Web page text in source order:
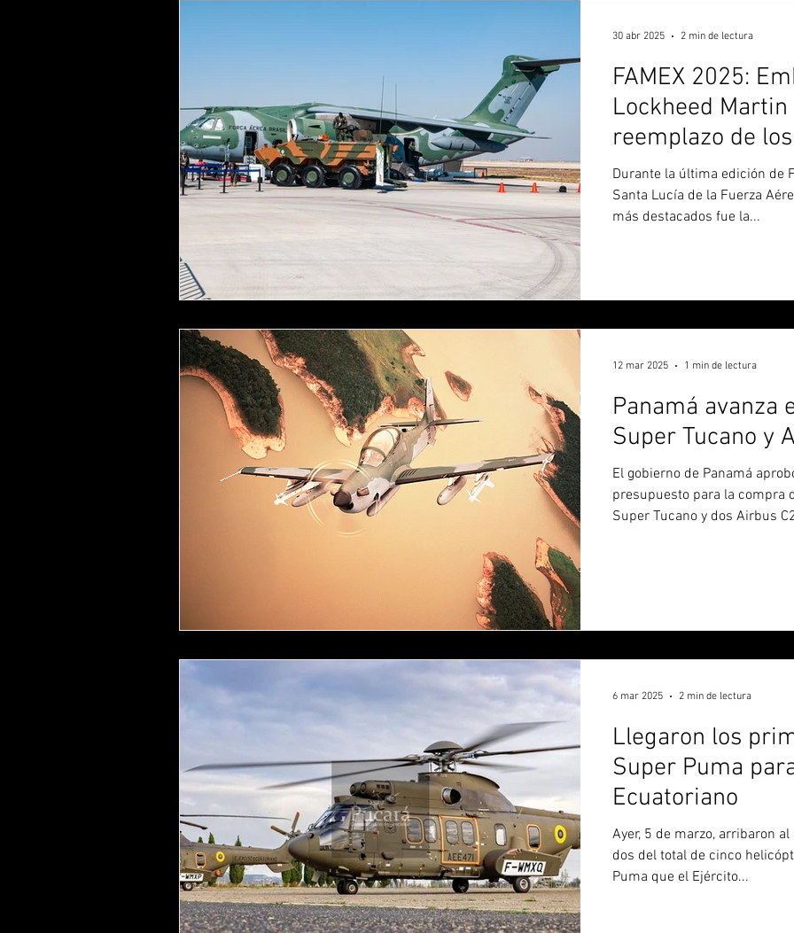
FAMEX 2025:
Lockheed
reemplazo de
Fuerza Aérea
Durante la última edición de
Santa Lucía de la Fuerza
más destacados fue la...
30 abr 2025 2 min de lectura
Panamá avanza
Super Tucano y
El gobierno de Panamá
presupuesto para la compra
Super Tucano y dos Airbus
12 mar 2025 1 min de lectura
Llegaron los
Super Puma
Ecuatoriano
Ayer, 5 de marzo, arribaron
dos del total de cinco
Puma que el Ejército...
6 mar 2025 2 min de lectura